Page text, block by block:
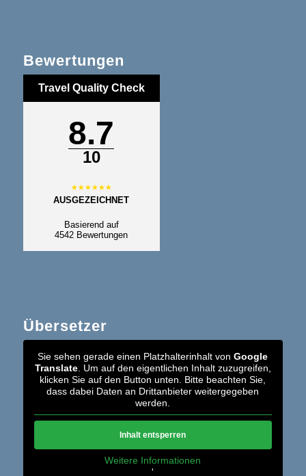
Bewertungen
8.7
10
AUSGEZEICHNET
Basierend auf
4542 Bewertungen
Travel Quality Check
Übersetzer
Sie sehen gerade einen Platzhalterinhalt vonGoogle
Translate. Um auf den eigentlichen Inhalt zuzugreifen,
klicken Sie auf den Button unten. Bitte beachten Sie,
dass dabei Daten an Drittanbieter weitergegeben
werden.
Inhalt entsperren
Weitere Informationen
'